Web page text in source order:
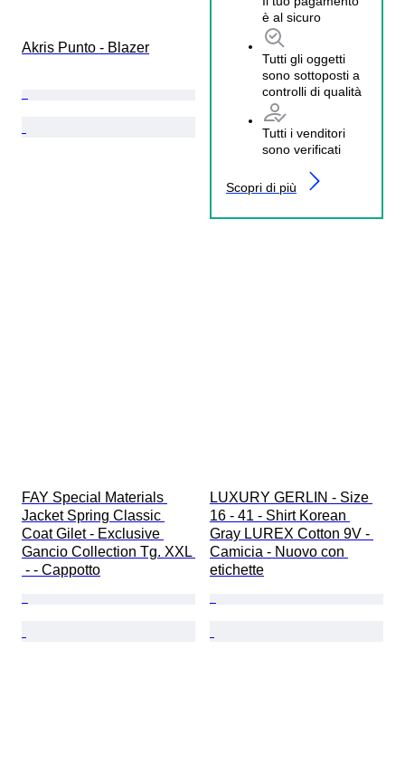
è al sicuro
Tutti gli oggetti
sono sottoposti a
controlli di qualità
Tutti i venditori
sono verificati
Scopri di più
Akris Punto - Blazer
FAY Special Materials
Jacket Spring Classic
Coat Gilet - Exclusive
Gancio Collection Tg. XXL
- - Cappotto
LUXURY GERLIN - Size
16 - 41 - Shirt Korean
Gray LUREX Cotton 9V -
Camicia - Nuovo con
etichette